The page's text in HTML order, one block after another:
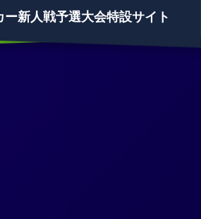
ー新人戦予選大会特設サイト